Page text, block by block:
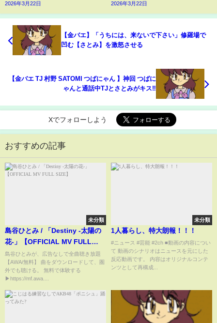
2026年3月22日 2026年3月22日
【金バエ】「うちには、来ないで下さい」修羅場で
凹む【さとみ】を激怒させる
【金バエ TJ 村野 SATOMI つばにゃん 】神回 つばに
ゃんと通話中TJとさとみがキス‼
Xでフォローしよう
おすすめの記事
未分類
島谷ひとみ / 「Destiny -太陽の
花-」【OFFICIAL MV FULL
SIZE】
島谷ひとみが、広告なしで全曲聴き放題
【AWA/無料】 曲をダウンロードして、圏
外でも聴ける。 無料で体験する
▶https://mf.awa....
未分類
1人暮らし、特大朗報！！！
#ニュース #芸能 #2ch ■動画の内容につい
て 動画のシナリオはニュースを元にした
反応動画です。 内容はオリジナルコンテ
ンツとして再構成...